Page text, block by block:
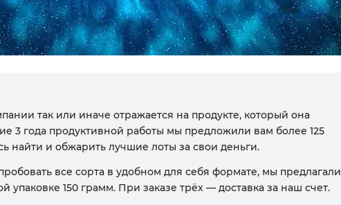
так или иначе отражается на продукте, который она
3 года продуктивной работы мы предложили вам более 125
найти и обжарить лучшие лоты за свои деньги.
все сорта в удобном для себя формате, мы предлагали
упаковке 150 грамм. При заказе трёх — доставка за наш счет.